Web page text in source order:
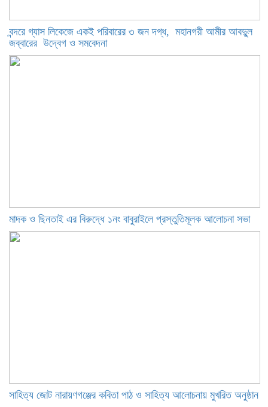
বন্দরে গ্যাস লিকেজে একই পরিবারের ৩ জন দগ্ধ, মহানগরী আমীর আবদুুল
জব্বারের উদ্বেগ ও সমবেদনা
মাদক ও ছিনতাই এর বিরুদ্ধে ১নং বাবুরাইলে প্রস্তুতিমূলক আলোচনা সভা
সাহিত্য জোট নারায়ণগঞ্জের কবিতা পাঠ ও সাহিত্য আলোচনায় মুখরিত অনুষ্ঠান